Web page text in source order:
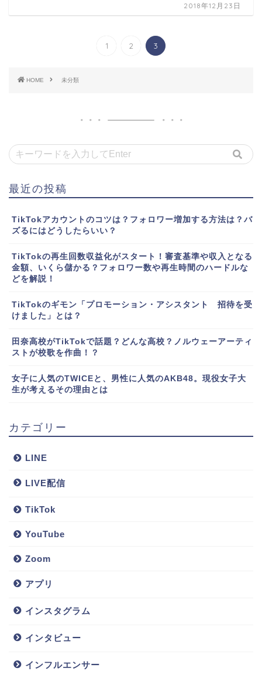
2018年12月23日
1 2 3
HOME 未分類
最近の投稿
TikTokアカウントのコツは？フォロワー増加する方法は？バ
ズるにはどうしたらいい？
TikTokの再生回数収益化がスタート！審査基準や収入となる
金額、いくら儲かる？フォロワー数や再生時間のハードルな
どを解説！
TikTokのギモン「プロモーション・アシスタント 招待を受
けました」とは？
田奈高校がTikTokで話題？どんな高校？ノルウェーアーティ
ストが校歌を作曲！？
女子に人気のTWICEと、男性に人気のAKB48。現役女子大
生が考えるその理由とは
カテゴリー
LINE
LIVE配信
TikTok
YouTube
Zoom
アプリ
インスタグラム
インタビュー
インフルエンサー